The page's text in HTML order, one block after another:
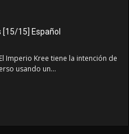
[15/15] Español
Imperio Kree tiene la intención de
usando un...